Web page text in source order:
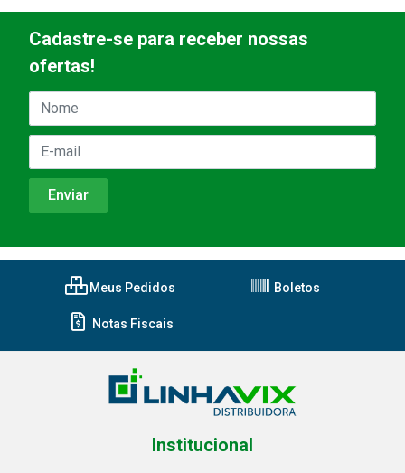
Cadastre-se para receber nossas
ofertas!
Meus Pedidos Boletos
Notas Fiscais
Institucional